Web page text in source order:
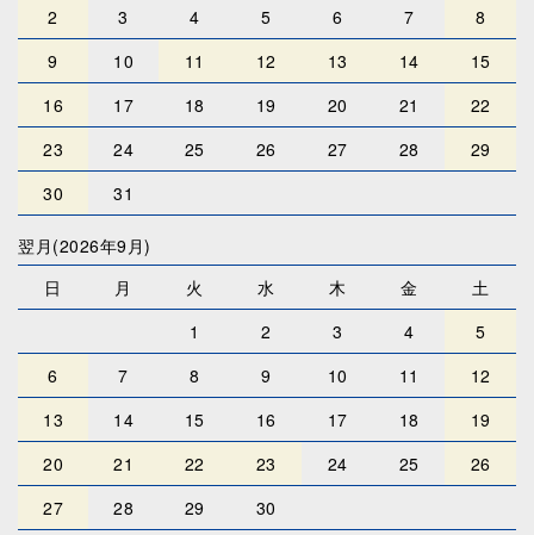
2
3 4 5 6 7
8
9
10 11 12 13 14
15
16
17 18 19 20 21
22
23
24 25 26 27 28
29
30
31
翌月(2026年9月)
日
月 火 水 木 金
土
1
2 3 4
5
6
7 8 9 10 11
12
13
14 15 16 17 18
19
20
21 22 23 24 25
26
27
28 29 30